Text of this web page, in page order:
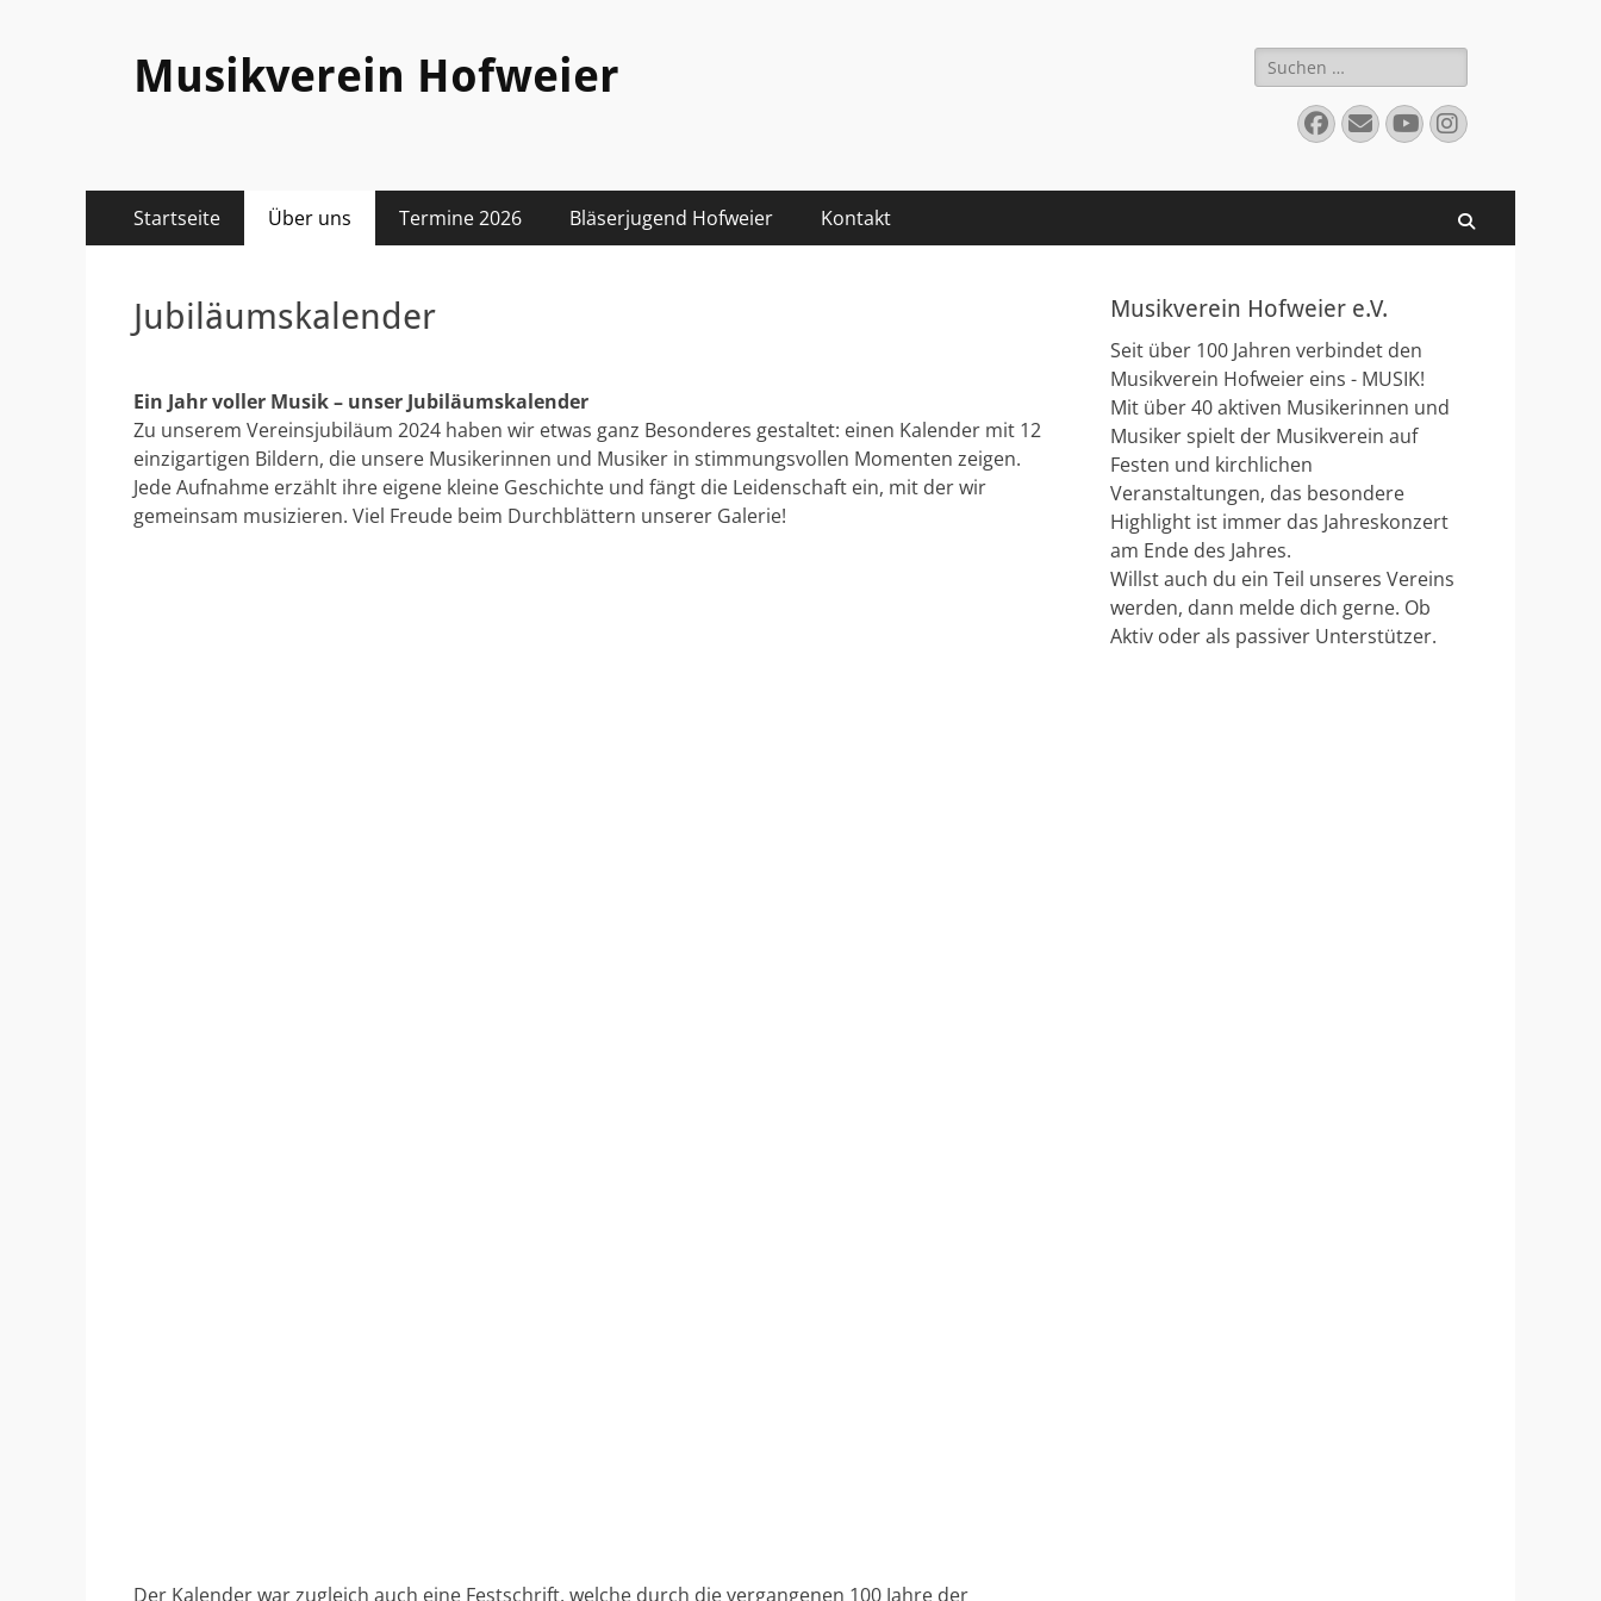
Musikverein Hofweier
Suchen
nach:
Facebook
E-
Mail
YouTube
Instagram
Primäres
Menü
Inhalt
Startseite Über uns Termine 2026 Bläserjugend Hofweier Kontakt
Jubiläumskalender
Ein Jahr voller Musik – unser Jubiläumskalender
Zu unserem Vereinsjubiläum 2024 haben wir etwas ganz Besonderes gestaltet: einen Kalender mit 12
einzigartigen Bildern, die unsere Musikerinnen und Musiker in stimmungsvollen Momenten zeigen.
Jede Aufnahme erzählt ihre eigene kleine Geschichte und fängt die Leidenschaft ein, mit der wir
gemeinsam musizieren. Viel Freude beim Durchblättern unserer Galerie!
Der Kalender war zugleich auch eine Festschrift, welche durch die vergangenen 100 Jahre der
Musikverein Hofweier e.V.
Seit über 100 Jahren verbindet den
Musikverein Hofweier eins - MUSIK!
Mit über 40 aktiven Musikerinnen und
Musiker spielt der Musikverein auf
Festen und kirchlichen
Veranstaltungen, das besondere
Highlight ist immer das Jahreskonzert
am Ende des Jahres.
Willst auch du ein Teil unseres Vereins
werden, dann melde dich gerne. Ob
Aktiv oder als passiver Unterstützer.